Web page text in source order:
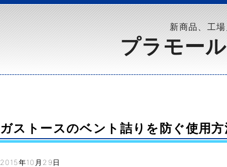
新商品、工
プラモー
ガストースのベント詰りを防ぐ使用方
2015年10月29日